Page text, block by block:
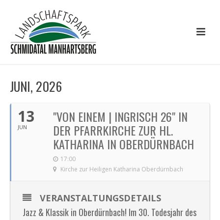
JUNI, 2026
13
JUN
"VON EINEM | INGRISCH 26" IN
DER PFARRKIRCHE ZUR HL.
KATHARINA IN OBERDÜRNBACH
17:00
Kirche zur Heiligen Katharina Oberdürnbach
VERANSTALTUNGSDETAILS
Jazz & Klassik in Oberdürnbach! Im 30. Todesjahr des